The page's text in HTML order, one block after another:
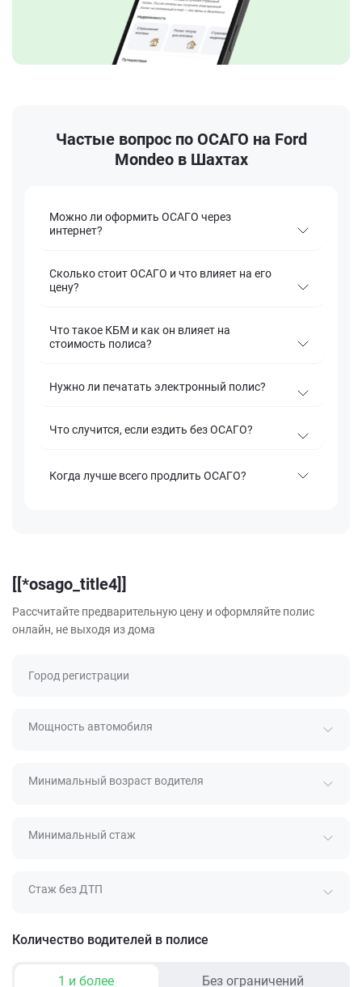
Частые вопрос по ОСАГО на Ford
Mondeo в Шахтах
Можно ли оформить ОСАГО через
интернет?
Сколько стоит ОСАГО и что влияет на его
цену?
Что такое КБМ и как он влияет на
стоимость полиса?
Нужно ли печатать электронный полис?
Что случится, если ездить без ОСАГО?
Когда лучше всего продлить ОСАГО?
[[*osago_title4]]
Рассчитайте предварительную цену и оформляйте полис
онлайн, не выходя из дома
Город регистрации
Мощность автомобиля
Минимальный возраст водителя
Минимальный стаж
Стаж без ДТП
Количество водителей в полисе
1 и более Без ограничений